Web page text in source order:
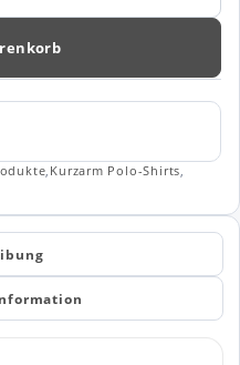
, Kurzarm Polo-Shirts,